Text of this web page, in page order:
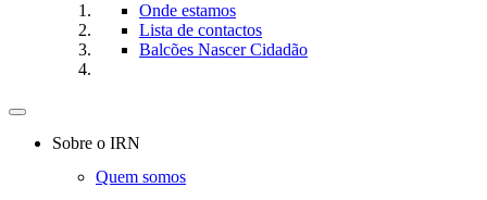
Onde estamos
Lista de contactos
Balcões Nascer Cidadão
Toggle
navigationSobre o IRN
Quem somos